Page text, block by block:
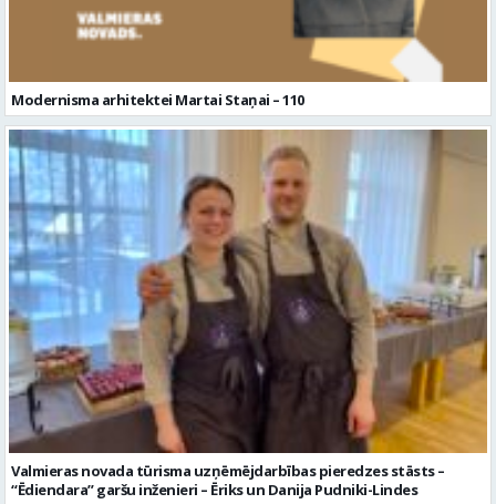
Modernisma arhitektei Martai Staņai – 110
Valmieras novada tūrisma uzņēmējdarbības pieredzes stāsts –
“Ēdiendara” garšu inženieri – Ēriks un Danija Pudniki-Lindes